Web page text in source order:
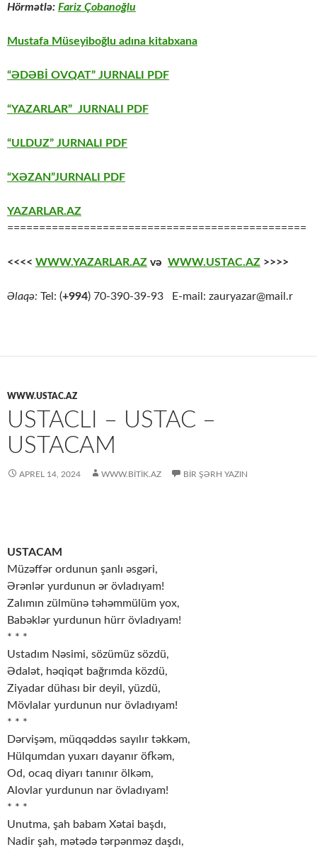
Hörmətlə: Fariz Çobanoğlu
Mustafa Müseyiboğlu adına kitabxana
“ƏDƏBİ OVQAT” JURNALI PDF
“YAZARLAR” JURNALI PDF
“ULDUZ” JURNALI PDF
“XƏZAN”JURNALI PDF
YAZARLAR.AZ
===============================================
<<<< WWW.YAZARLAR.AZ və WWW.USTAC.AZ >>>>
Əlaqə: Tel: (+994) 70-390-39-93 E-mail: zauryazar@mail.r
WWW.USTAC.AZ
USTACLI – USTAC –
USTACAM
APREL 14, 2024 WWW.BITIK.AZ BIR ŞƏRH YAZIN
USTACAM
Müzəffər ordunun şanlı əsgəri,
Ərənlər yurdunun ər övladıyam!
Zalımın zülmünə təhəmmülüm yox,
Babəklər yurdunun hürr övladıyam!
* * *
Ustadım Nəsimi, sözümüz sözdü,
Ədalət, həqiqət bağrımda közdü,
Ziyadar dühası bir deyil, yüzdü,
Mövlalar yurdunun nur övladıyam!
* * *
Dərvişəm, müqqəddəs sayılır təkkəm,
Hülqumdan yuxarı dayanır öfkəm,
Od, ocaq diyarı tanınır ölkəm,
Alovlar yurdunun nar övladıyam!
* * *
Unutma, şah babam Xətai başdı,
Nadir şah, mətədə tərpənməz daşdı,